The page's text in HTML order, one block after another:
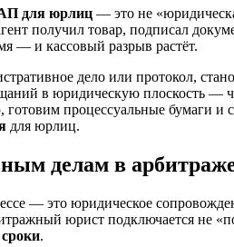
для юрлиц — это не
получил товар, подписал
— и кассовый разрыв растёт.
дело или протокол,
в юридическую плоскость —
процессуальные бумаги и
для юрлиц.
делам в
— это юридическое
юрист подключается не
.